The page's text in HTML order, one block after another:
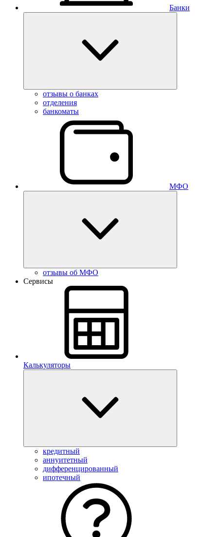
Банки
отзывы о банках
отделения
банкоматы
МФО
отзывы об МФО
Сервисы
Калькуляторы
кредитный
аннуитетный
дифференцированный
ипотечный